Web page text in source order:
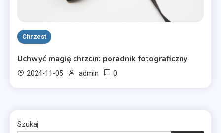
Chrzest
Uchwyć magię chrzcin: poradnik fotograficzny
2024-11-05 admin 0
Szukaj